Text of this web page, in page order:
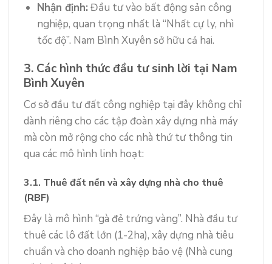
Nhận định: Đầu tư vào bất động sản công
nghiệp, quan trọng nhất là “Nhất cự ly, nhì
tốc độ”. Nam Bình Xuyên sở hữu cả hai.
3. Các hình thức đầu tư sinh lời tại Nam
Bình Xuyên
Cơ sở đầu tư đất công nghiệp tại đây không chỉ
dành riêng cho các tập đoàn xây dựng nhà máy
mà còn mở rộng cho các nhà thứ tư thông tin
qua các mô hình linh hoạt:
3.1. Thuê đất nền và xây dựng nhà cho thuê
(RBF)
Đây là mô hình “gà đẻ trứng vàng”. Nhà đầu tư
thuê các lô đất lớn (1-2ha), xây dựng nhà tiêu
chuẩn và cho doanh nghiệp bảo vệ (Nhà cung